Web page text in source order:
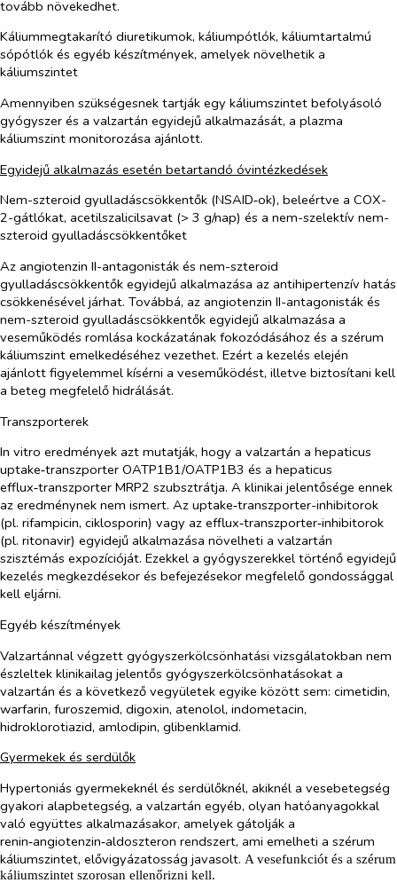
tovább növekedhet.
Káliummegtakarító diuretikumok, káliumpótlók, káliumtartalmú
sópótlók és egyéb készítmények, amelyek növelhetik a
káliumszintet
Amennyiben szükségesnek tartják egy káliumszintet befolyásoló
gyógyszer és a valzartán egyidejű alkalmazását, a plazma
káliumszint monitorozása ajánlott.
Egyidejű alkalmazás esetén betartandó óvintézkedések
Nem-szteroid gyulladáscsökkentők (NSAID‑ok), beleértve a COX-
2-gátlókat, acetilszalicilsavat (> 3 g/nap) és a nem-szelektív nem-
szteroid gyulladáscsökkentőket
Az angiotenzin II-antagonisták és nem-szteroid
gyulladáscsökkentők egyidejű alkalmazása az antihipertenzív hatás
csökkenésével járhat. Továbbá, az angiotenzin II-antagonisták és
nem-szteroid gyulladáscsökkentők egyidejű alkalmazása a
veseműködés romlása kockázatának fokozódásához és a szérum
káliumszint emelkedéséhez vezethet. Ezért a kezelés elején
ajánlott figyelemmel kísérni a veseműködést, illetve biztosítani kell
a beteg megfelelő hidrálását.
Transzporterek
In vitro eredmények azt mutatják, hogy a valzartán a hepaticus
uptake‑transzporter OATP1B1/OATP1B3 és a hepaticus
efflux‑transzporter MRP2 szubsztrátja. A klinikai jelentősége ennek
az eredménynek nem ismert. Az uptake‑transzporter-inhibitorok
(pl. rifampicin, ciklosporin) vagy az efflux‑transzporter‑inhibitorok
(pl. ritonavir) egyidejű alkalmazása növelheti a valzartán
szisztémás expozícióját. Ezekkel a gyógyszerekkel történő egyidejű
kezelés megkezdésekor és befejezésekor megfelelő gondossággal
kell eljárni.
Egyéb készítmények
Valzartánnal végzett gyógyszerkölcsönhatási vizsgálatokban nem
észleltek klinikailag jelentős gyógyszerkölcsönhatásokat a
valzartán és a következő vegyületek egyike között sem: cimetidin,
warfarin, furoszemid, digoxin, atenolol, indometacin,
hidroklorotiazid, amlodipin, glibenklamid.
Gyermekek és serdülők
Hypertoniás gyermekeknél és serdülőknél, akiknél a vesebetegség
gyakori alapbetegség, a valzartán egyéb, olyan hatóanyagokkal
való együttes alkalmazásakor, amelyek gátolják a
renin‑angiotenzin‑aldoszteron rendszert, ami emelheti a szérum
káliumszintet, elővigyázatosság javasolt. A vesefunkciót és a szérum
káliumszintet szorosan ellenőrizni kell.